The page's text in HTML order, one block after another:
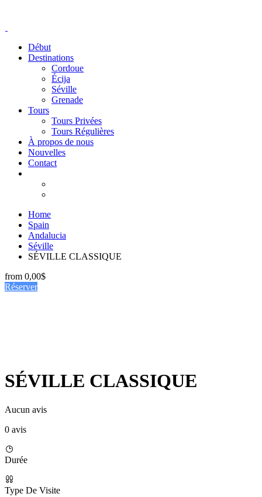
Début
Destinations
Cordoue
Écija
Séville
Grenade
Tours
Tours Privées
Tours Régulières
À propos de nous
Nouvelles
Contact
Home
Spain
Andalucia
Séville
SÉVILLE CLASSIQUE
from 0,00$
Réserver
SÉVILLE CLASSIQUE
Aucun avis
0 avis
Durée
Type De Visite